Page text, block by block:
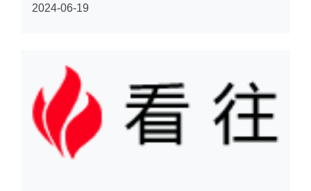
2024-06-19